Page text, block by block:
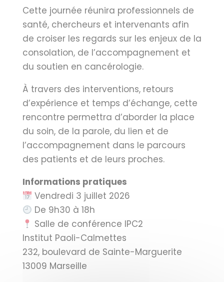
Cette journée réunira professionnels de
santé, chercheurs et intervenants afin
de croiser les regards sur les enjeux de la
consolation, de l’accompagnement et
du soutien en cancérologie.
À travers des interventions, retours
d’expérience et temps d’échange, cette
rencontre permettra d’aborder la place
du soin, de la parole, du lien et de
l’accompagnement dans le parcours
des patients et de leurs proches.
Informations pratiques
Vendredi 3 juillet 2026
De 9h30 à 18h
Salle de conférence IPC2
Institut Paoli-Calmettes
232, boulevard de Sainte-Marguerite
13009 Marseille